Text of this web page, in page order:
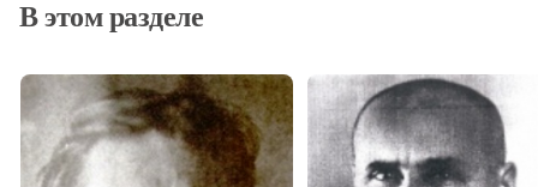
В этом разделе